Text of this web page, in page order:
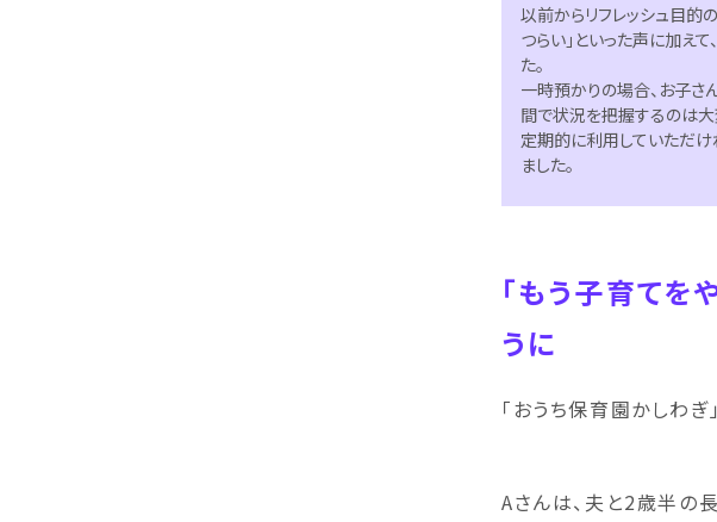
以前からリフレッシュ目的
つらい」といった声に加え
た。
一時預かりの場合、お子さ
間で状況を把握するのは大
定期的に利用していただけ
ました。
「もう子育てを
うに
「おうち保育園かしわ
Aさんは、夫と2歳半の